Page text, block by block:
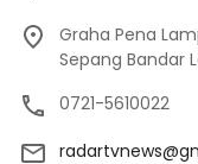
Graha Pena
Sepang Bandar
0721-5610022